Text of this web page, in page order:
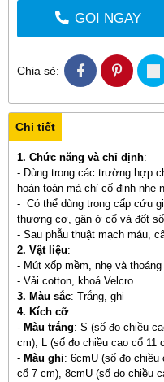
GỌI NGAY
Chia sẻ:
Chi tiết
1. Chức năng và chỉ định:
- Dùng trong các trường hợp
hoàn toàn mà chỉ cố định nhẹ
- Có thể dùng trong cấp cứu
thương cơ, gân ở cổ và đốt
- Sau phẫu thuật mạch máu,
2. Vật liệu:
- Mút xốp mềm, nhẹ và
- Vải cotton, khoá Velcro.
3. Màu sắc: Trắng, ghi
4. Kích cỡ:
- Màu trắng: S (số đo chiều
cm), L (số đo chiều cao cổ 11
- Màu ghi: 6cmU (số đo chiều
cổ 7 cm), 8cmU (số đo chiều